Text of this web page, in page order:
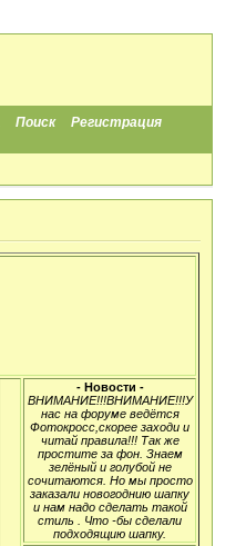
Поиск
Регистрация
- Новости -
ВНИМАНИЕ!!!ВНИМАНИЕ!!!У
нас на форуме ведётся
Фотокросс,скорее заходи и
читай правила!!! Так же
простите за фон. Знаем
зелёный и голубой не
сочитаются. Но мы просто
заказали новогоднию шапку
и нам надо сделать такой
стиль . Что -бы сделали
подходящию шапку.